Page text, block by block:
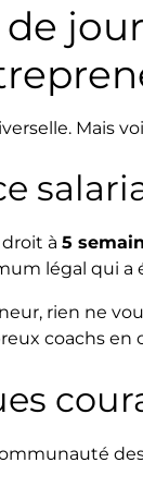
Mais
droit à 5
légal qui
rien ne
coachs en